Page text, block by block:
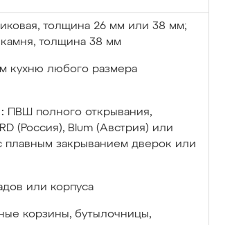
толщина 26 мм или 38 мм;
толщина 38 мм
кухню любого размера
ПВШ полного открывания,
(Россия), Blum (Австрия) или
плавным закрыванием дверок или
или корпуса
корзины, бутылочницы,